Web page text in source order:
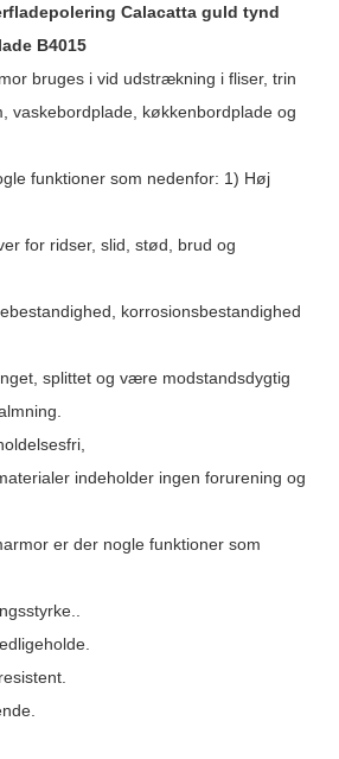
Calacatta guld tynd
B4015
bruges i vid udstrækning i fliser, trin
vaskebordplade, køkkenbordplade og
funktioner som nedenfor: 1) Høj
for ridser, slid, stød, brud og
korrosionsbestandighed
splittet og være modstandsdygtig
indeholder ingen forurening og
er der nogle funktioner som